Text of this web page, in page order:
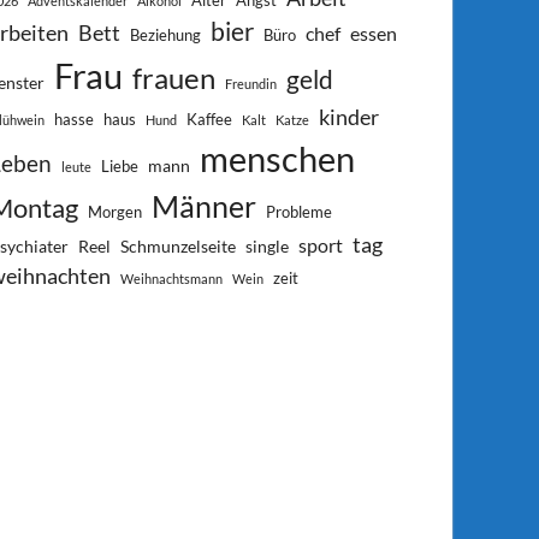
Bett Beziehung bier Büro chef essen
Frau frauen Freundin geld
hasse haus Hund Kaffee Kalt Katze kinder
leute Liebe mann menschen
Morgen Männer Probleme
Reel Schmunzelseite single sport tag
Weihnachtsmann Wein zeit